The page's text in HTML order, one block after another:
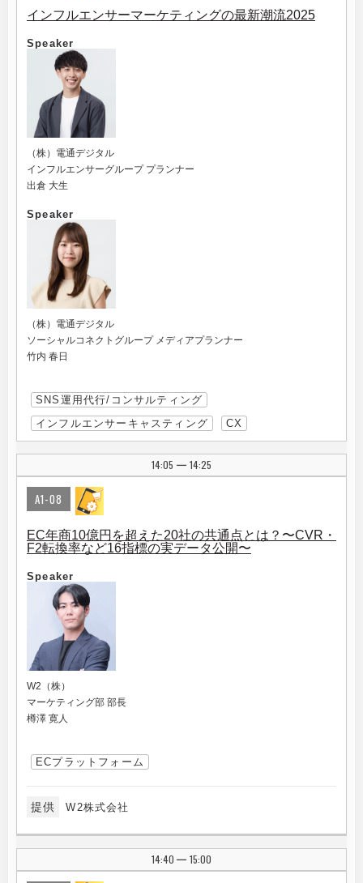
インフルエンサーマーケティングの最新潮流2025
Speaker
（株）電通デジタル
インフルエンサーグループ プランナー
出倉 大生
Speaker
（株）電通デジタル
ソーシャルコネクトグループ メディアプランナー
竹内 春日
SNS運用代行/コンサルティング
インフルエンサーキャスティング
CX
14:05 | 14:25
A1-08
EC年商10億円を超えた20社の共通点とは？〜CVR・
F2転換率など16指標の実データ公開〜
Speaker
W2（株）
マーケティング部 部長
樽澤 寛人
ECプラットフォーム
提供 W2株式会社
14:40 | 15:00